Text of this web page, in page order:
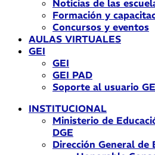
Noticias de las
Formación y
Concursos y eventos
AULAS VIRTUALES
GEI
GEI
GEI PAD
Soporte al usuario
INSTITUCIONAL
Ministerio de
DGE
Dirección General de